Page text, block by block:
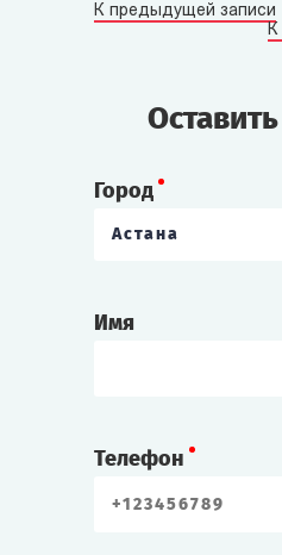
К предыдущей записи
Город
Астана
Имя
Телефон